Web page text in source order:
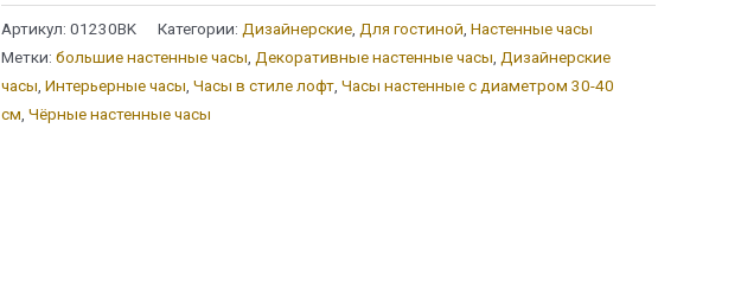
настенные
черным
Артикул: 01230BK Категории: Дизайнерские Для гостиной Настенные часы
Метки: большие настенные часы Декоративные настенные часы Дизайнерские
часы Интерьерные часы Часы в стиле лофт Часы настенные с диаметром 30-40
см Чёрные настенные часы